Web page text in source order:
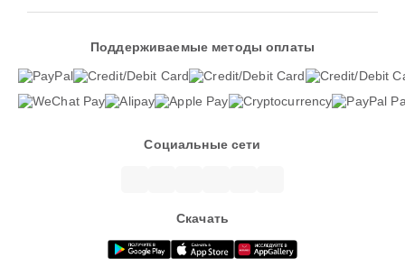
Поддерживаемые методы оплаты
Социальные сети
Скачать